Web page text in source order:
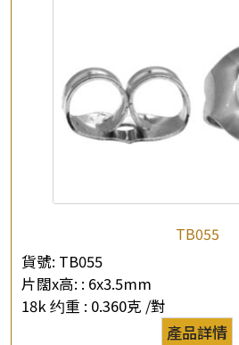
*你的名字
TB055
貨號: TB055
片闊x高: : 6x3.5mm
18k 约重 : 0.360克 /對
產品詳情